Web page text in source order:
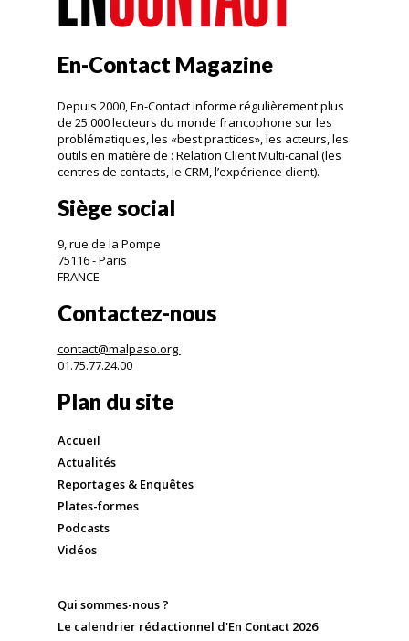
En-Contact Magazine
Depuis 2000, En-Contact informe régulièrement plus
de 25 000 lecteurs du monde francophone sur les
problématiques, les «best practices», les acteurs, les
outils en matière de : Relation Client Multi-canal (les
centres de contacts, le CRM, l’expérience client).
Siège social
9, rue de la Pompe
75116 - Paris
FRANCE
Contactez-nous
contact@malpaso.org
01.75.77.24.00
Plan du site
Accueil
Actualités
Reportages & Enquêtes
Plates-formes
Podcasts
Vidéos
Qui sommes-nous ?
Le calendrier rédactionnel d'En Contact 2026